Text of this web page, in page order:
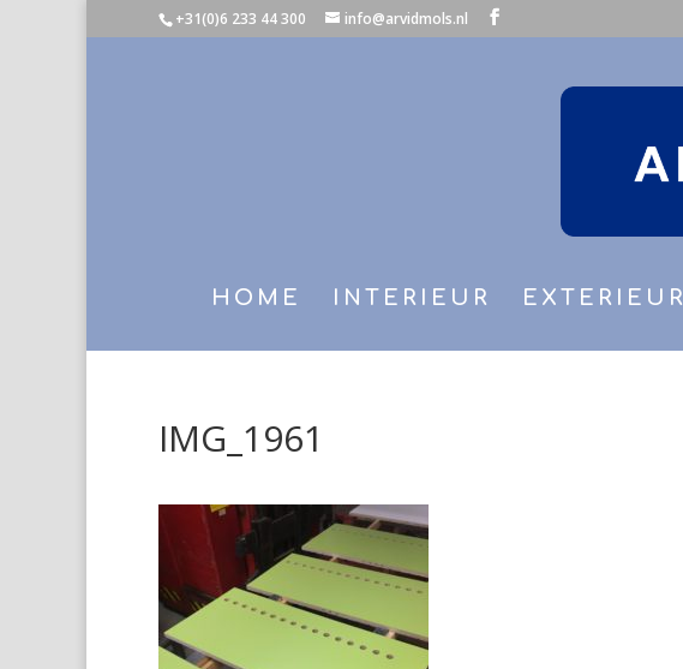
+31(0)6 233 44 300 info@arvidmols.nl
HOME INTERIEUR EXTERIEUR
IMG_1961